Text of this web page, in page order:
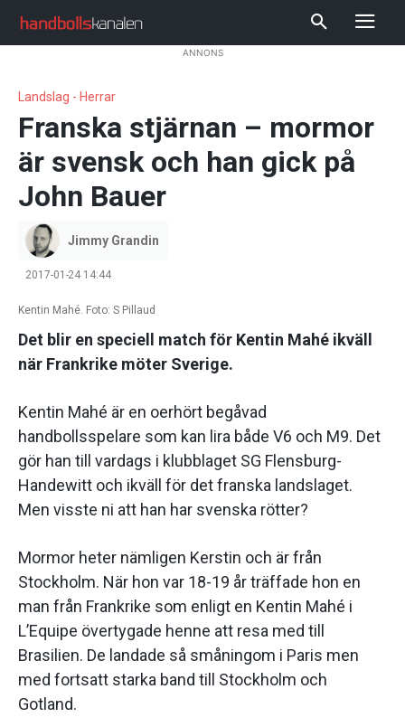
ANNONS
Landslag - Herrar
Franska stjärnan – mormor
är svensk och han gick på
John Bauer
Jimmy Grandin
2017-01-24 14:44
Kentin Mahé. Foto: S Pillaud
Det blir en speciell match för Kentin Mahé ikväll
när Frankrike möter Sverige.
Kentin Mahé är en oerhört begåvad
handbollsspelare som kan lira både V6 och M9. Det
gör han till vardags i klubblaget SG Flensburg-
Handewitt och ikväll för det franska landslaget.
Men visste ni att han har svenska rötter?
Mormor heter nämligen Kerstin och är från
Stockholm. När hon var 18-19 år träffade hon en
man från Frankrike som enligt en Kentin Mahé i
L’Equipe övertygade henne att resa med till
Brasilien. De landade så småningom i Paris men
med fortsatt starka band till Stockholm och
Gotland.